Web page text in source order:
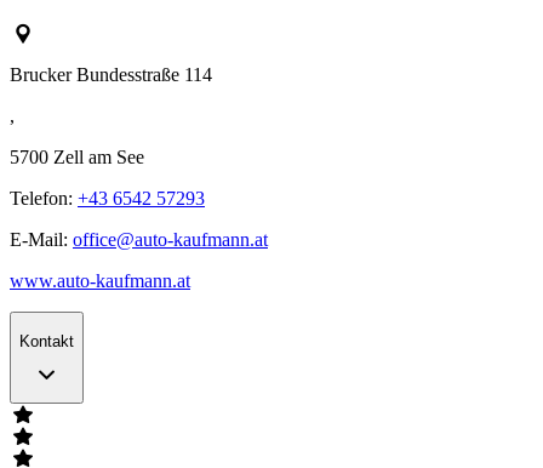
Brucker Bundesstraße 114
,
5700 Zell am See
Telefon: +43 6542 57293
E-Mail: office@auto-kaufmann.at
www.auto-kaufmann.at
Kontakt